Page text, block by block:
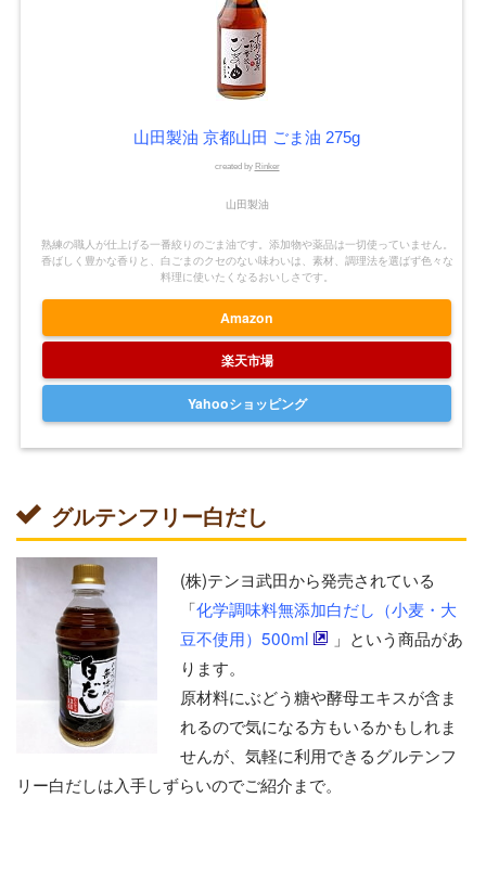
山田製油 京都山田 ごま油 275g
created by Rinker
山田製油
熟練の職人が仕上げる一番絞りのごま油です。添加物や薬品は一切使っていません。
香ばしく豊かな香りと、白ごまのクセのない味わいは、素材、調理法を選ばず色々な
料理に使いたくなるおいしさです。
Amazon
楽天市場
Yahooショッピング
グルテンフリー白だし
(株)テンヨ武田から発売されている
「化学調味料無添加白だし（小麦・大
豆不使用）500ml
」という商品があ
ります。
原材料にぶどう糖や酵母エキスが含ま
れるので気になる方もいるかもしれま
せんが、気軽に利用できるグルテンフ
リー白だしは入手しずらいのでご紹介まで。